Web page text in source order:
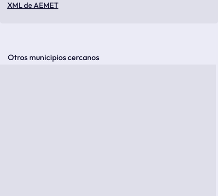
XML de AEMET
Otros municipios cercanos